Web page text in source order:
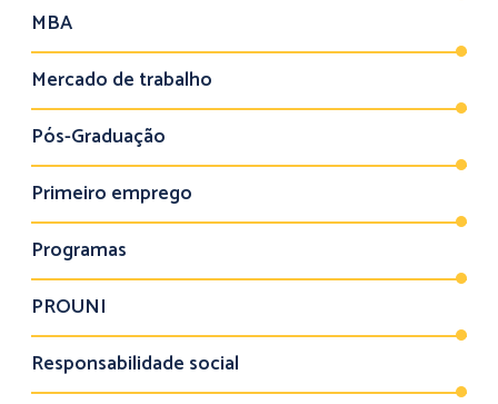
MBA
Mercado de trabalho
Pós-Graduação
Primeiro emprego
Programas
PROUNI
Responsabilidade social